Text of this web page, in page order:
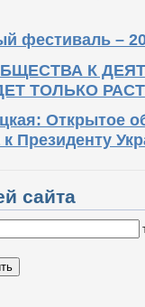
фестиваль –
К
ТОЛЬКО
Открытое
к Президенту
сайта